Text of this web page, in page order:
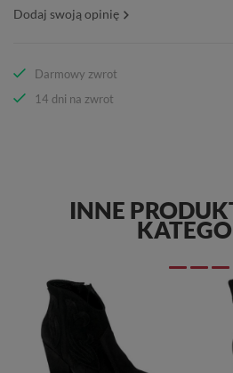
Dodaj swoją opinię
Darmowy zwrot
14 dni na zwrot
INNE